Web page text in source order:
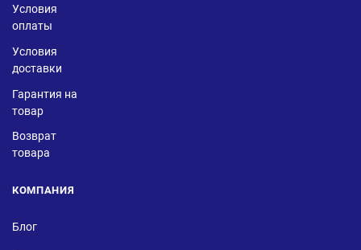
Условия
оплаты
Условия
доставки
Гарантия на
товар
Возврат
товара
КОМПАНИЯ
Блог